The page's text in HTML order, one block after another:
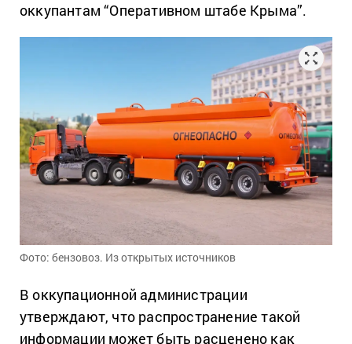
оккупантам “Оперативном штабе Крыма”.
Фото: бензовоз. Из открытых источников
В оккупационной администрации
утверждают, что распространение такой
информации может быть расценено как